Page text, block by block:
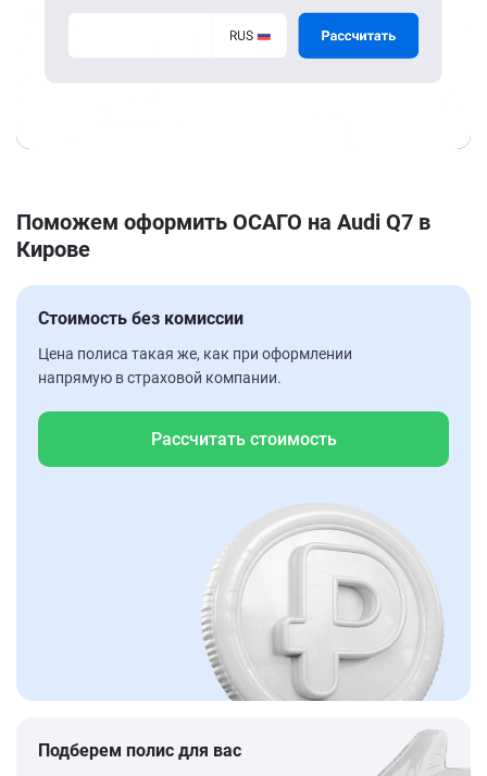
Поможем оформить ОСАГО на Audi Q7 в
Кирове
Стоимость без комиссии
Цена полиса такая же, как при оформлении
напрямую в страховой компании.
Рассчитать стоимость
Подберем полис для вас